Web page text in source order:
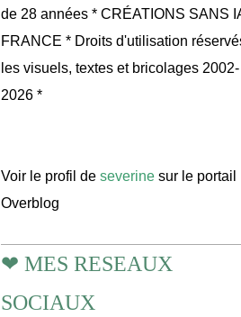
de 28 années * CRÉATIONS SANS
FRANCE * Droits d'utilisation
les visuels, textes et bricolages 2002-
2026 *
Voir le profil de severine sur le portail
Overblog
❤ MES RESEAUX
SOCIAUX